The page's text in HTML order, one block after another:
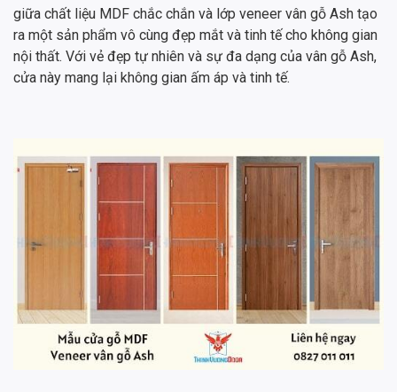
giữa chất liệu MDF chắc chắn và lớp veneer vân gỗ Ash tạo
ra một sản phẩm vô cùng đẹp mắt và tinh tế cho không gian
nội thất. Với vẻ đẹp tự nhiên và sự đa dạng của vân gỗ Ash,
cửa này mang lại không gian ấm áp và tinh tế.